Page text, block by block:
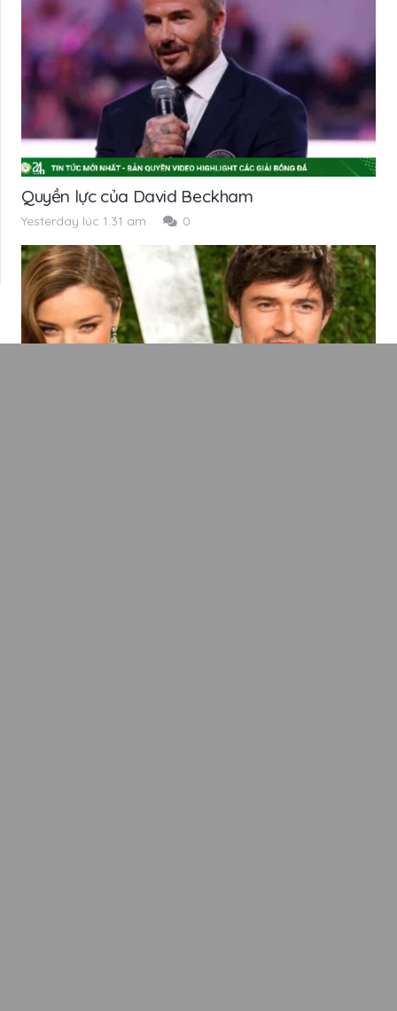
Quyền lực của David Beckham
Yesterday lúc 1:31 am 0